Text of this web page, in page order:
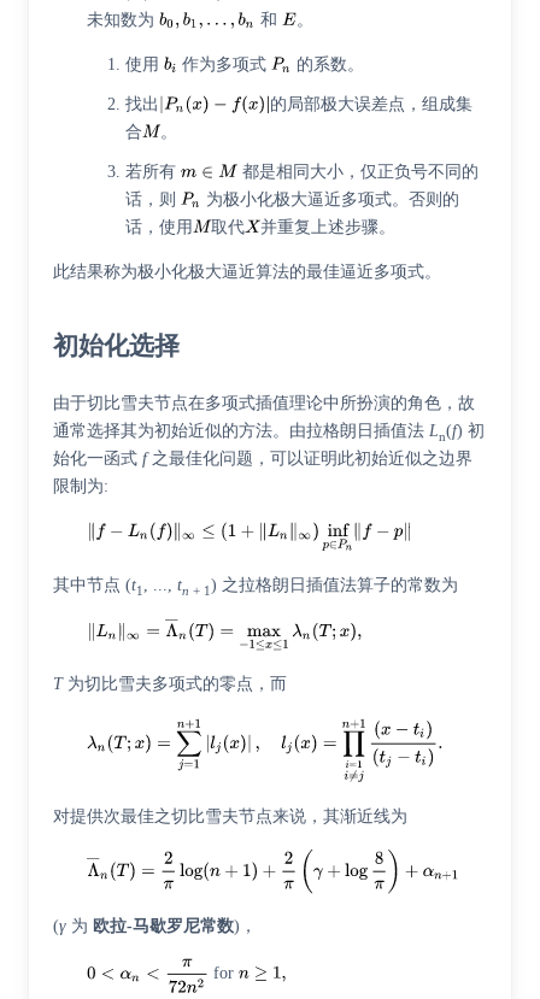
未知数为
和 。
使用 作为多项式 的系数。
找出
的局部极大误差点，组成集
合
。
若所有
都是相同大小，仅正负号不同的
话，则
为极小化极大逼近多项式。否则的
话，使用
取代 并重复上述步骤。
此结果称为极小化极大逼近算法的最佳逼近多项式。
初始化选择
由于切比雪夫节点在多项式插值理论中所扮演的角色，故
通常选择其为初始近似的方法。由拉格朗日插值法 Ln(f) 初
始化一函式 f之最佳化问题，可以证明此初始近似之边界
限制为:
其中节点 (t1 tn + 1 ) 之拉格朗日插值法算子的常数为
T为切比雪夫多项式的零点，而
对提供次最佳之切比雪夫节点来说，其渐近线为
(γ 为 欧拉-马歇罗尼常数)，
for